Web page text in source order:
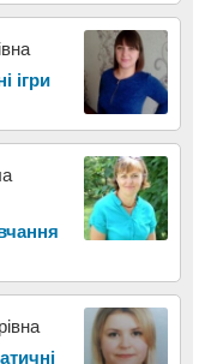
ігри